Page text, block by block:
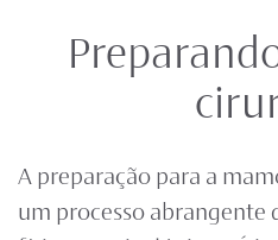
A preparação para a
um processo abrangente